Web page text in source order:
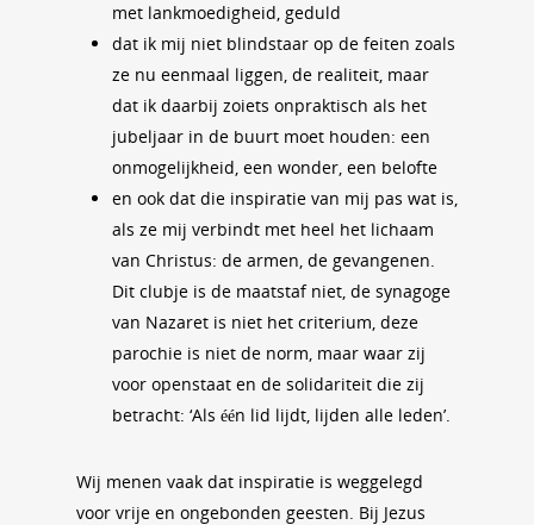
met lankmoedigheid, geduld
dat ik mij niet blindstaar op de feiten zoals
ze nu eenmaal liggen, de realiteit, maar
dat ik daarbij zoiets onpraktisch als het
jubeljaar in de buurt moet houden: een
onmogelijkheid, een wonder, een belofte
en ook dat die inspiratie van mij pas wat is,
als ze mij verbindt met heel het lichaam
van Christus: de armen, de gevangenen.
Dit clubje is de maatstaf niet, de synagoge
van Nazaret is niet het criterium, deze
parochie is niet de norm, maar waar zij
voor openstaat en de solidariteit die zij
betracht: ‘Als één lid lijdt, lijden alle leden’.
Wij menen vaak dat inspiratie is weggelegd
voor vrije en ongebonden geesten. Bij Jezus